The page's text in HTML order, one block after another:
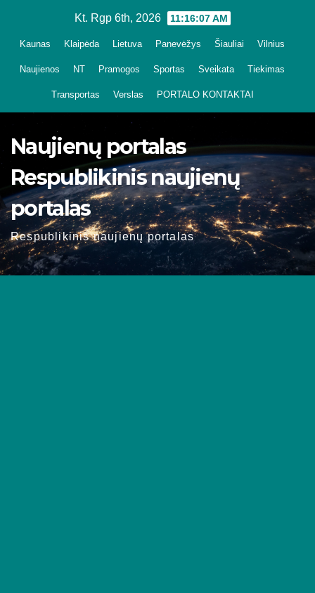
Kt. Rgp 6th, 2026 11:16:08 AM
Kaunas Klaipėda Lietuva Panevėžys Šiauliai Vilnius
Naujienos NT Pramogos Sportas Sveikata Tiekimas
Transportas Verslas PORTALO KONTAKTAI
Naujienų portalas
Respublikinis naujienų
portalas
Respublikinis naujienų portalas